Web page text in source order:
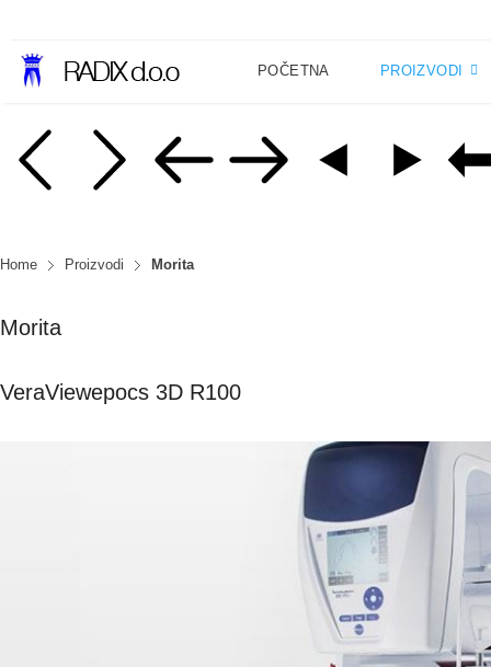
POČETNA PROIZVODI
Home Proizvodi Morita
Morita
VeraViewepocs 3D R100